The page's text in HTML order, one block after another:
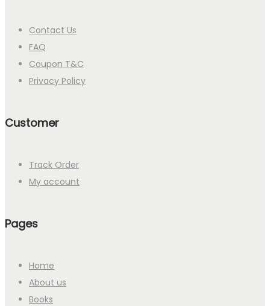
Contact Us
FAQ
Coupon T&C
Privacy Policy
Customer
Track Order
My account
Pages
Home
About us
Books